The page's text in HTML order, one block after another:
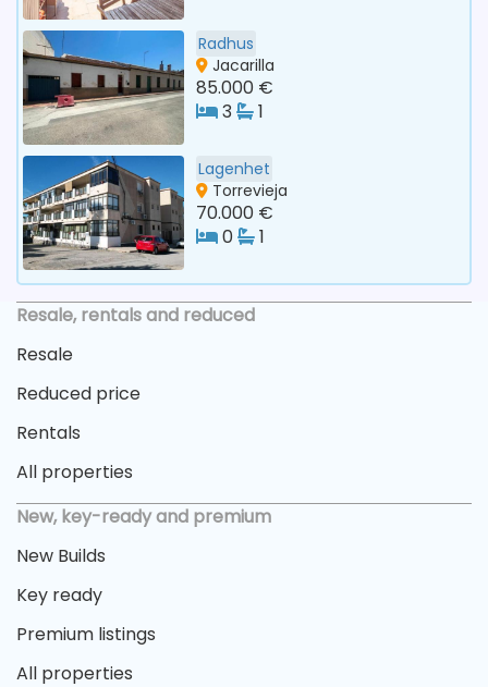
Radhus
Jacarilla
85.000 €
3
1
Lagenhet
Torrevieja
70.000 €
0
1
Resale, rentals and reduced
Resale
Reduced price
Rentals
All properties
New, key-ready and premium
New Builds
Key ready
Premium listings
All properties